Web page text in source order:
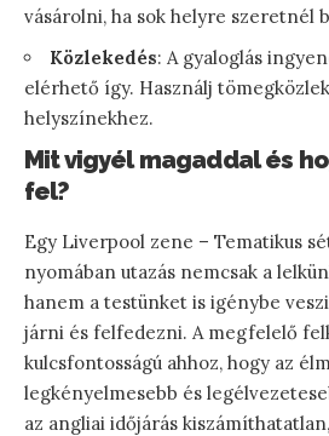
vásárolni, ha sok helyre szeretnél
Közlekedés: A gyaloglás
elérhető így. Használj
helyszínekhez.
Mit vigyél magaddal és
fel?
Egy Liverpool zene – Tematikus
nyomában utazás nemcsak a
hanem a testünket is igénybe
járni és felfedezni. A megfelelő
kulcsfontosságú ahhoz, hogy az
legkényelmesebb és
az angliai időjárás